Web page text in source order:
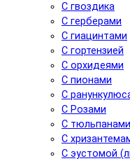
С гвоздика
С герберами
С гиацинтами
С гортензией
С орхидеями
С пионами
С
С Розами
С тюльпанами
С
С эустомой